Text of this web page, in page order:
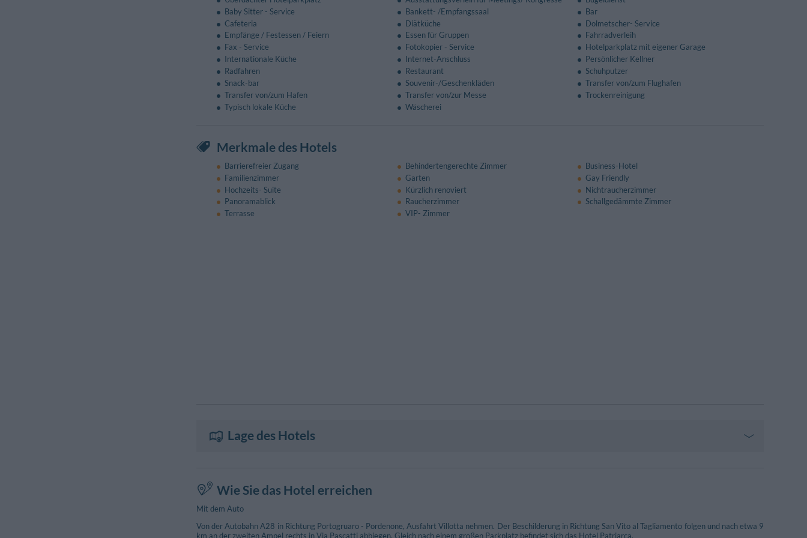
Baby Sitter - Service
Bankett- /Empfangssaal
Bar
Cafeteria
Diätküche
Dolmetscher- Service
Empfänge / Festessen / Feiern
Essen für Gruppen
Fahrradverleih
Fax - Service
Fotokopier - Service
Hotelparkplatz mit eigener Garage
Internationale Küche
Internet-Anschluss
Persönlicher Kellner
Radfahren
Restaurant
Schuhputzer
Snack-bar
Souvenir-/Geschenkläden
Transfer von/zum Flughafen
Transfer von/zum Hafen
Transfer von/zur Messe
Trockenreinigung
Typisch lokale Küche
Wäscherei
Merkmale des Hotels
Barrierefreier Zugang Behindertengerechte Zimmer
Business-Hotel
Familienzimmer
Garten
Gay Friendly
Hochzeits- Suite
Kürzlich renoviert
Nichtraucherzimmer
Panoramablick
Raucherzimmer
Schallgedämmte Zimmer
Terrasse
VIP- Zimmer
Lage des Hotels
Wie Sie das Hotel erreichen
Mit dem Auto
Von der Autobahn A28 in Richtung Portogruaro - Pordenone, Ausfahrt Villotta nehmen. Der Beschilderung in Richtung San Vito al Tagliamento folgen und nach etwa 9
km an der zweiten Ampel rechts in Via Pascatti abbiegen. Gleich nach einem großen Parkplatz befindet sich das Hotel Patriarca.